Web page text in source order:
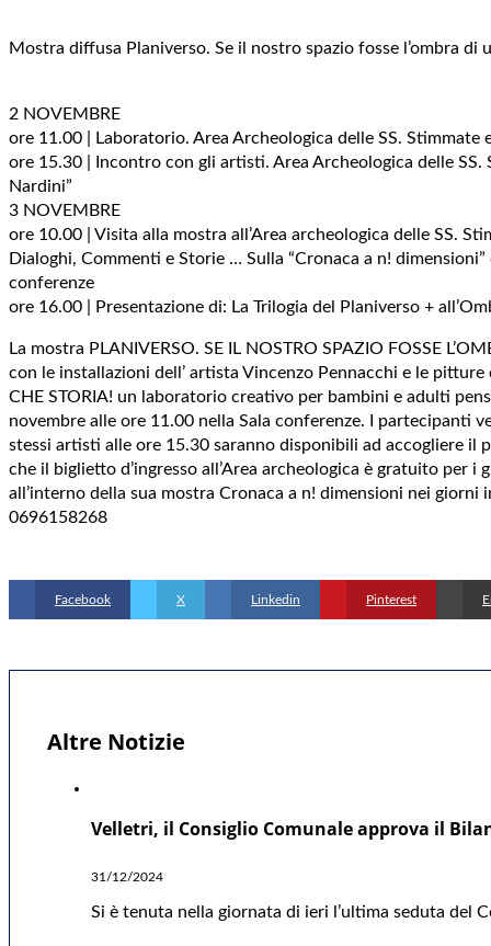
Altre Notizie
Velletri, il Consiglio Comunale approva il
31/12/2024
Si è tenuta nella giornata di ieri l’ultima seduta del
Mostra diffusa Planiverso. Se il nostro spazio fosse l’ombra di
2 NOVEMBRE
ore 11.00 | Laboratorio. Area Archeologica delle SS. Stimmate
ore 15.30 | Incontro con gli artisti. Area Archeologica delle SS.
Nardini”
3 NOVEMBRE
ore 10.00 | Visita alla mostra all’Area archeologica delle SS.
Dialoghi, Commenti e Storie … Sulla “Cronaca a n!
conferenze
ore 16.00 | Presentazione di: La Trilogia del Planiverso +
La mostra PLANIVERSO. SE IL NOSTRO SPAZIO FOSSE
con le installazioni dell’ artista Vincenzo Pennacchi e le
CHE STORIA! un laboratorio creativo per bambini e adulti
novembre alle ore 11.00 nella Sala conferenze. I partecipanti
stessi artisti alle ore 15.30 saranno disponibili ad accogliere
che il biglietto d’ingresso all’Area archeologica è gratuito per
all’interno della sua mostra Cronaca a n! dimensioni nei
0696158268
Facebook X Linkedin Pinterest